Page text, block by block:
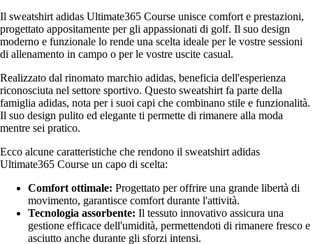
Il sweatshirt adidas Ultimate365 Course unisce comfort e prestazioni,
progettato appositamente per gli appassionati di golf. Il suo design
moderno e funzionale lo rende una scelta ideale per le vostre sessioni
di allenamento in campo o per le vostre uscite casual.
Realizzato dal rinomato marchio adidas, beneficia dell'esperienza
riconosciuta nel settore sportivo. Questo sweatshirt fa parte della
famiglia adidas, nota per i suoi capi che combinano stile e funzionalità.
Il suo design pulito ed elegante ti permette di rimanere alla moda
mentre sei pratico.
Ecco alcune caratteristiche che rendono il sweatshirt adidas
Ultimate365 Course un capo di scelta:
Comfort ottimale: Progettato per offrire una grande libertà di
movimento, garantisce comfort durante l'attività.
Tecnologia assorbente: Il tessuto innovativo assicura una
gestione efficace dell'umidità, permettendoti di rimanere fresco e
asciutto anche durante gli sforzi intensi.